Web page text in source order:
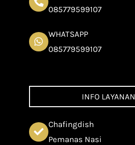
085779599107
WHATSAPP
085779599107
INFO LAYANAN
Chafingdish
Pemanas Nasi